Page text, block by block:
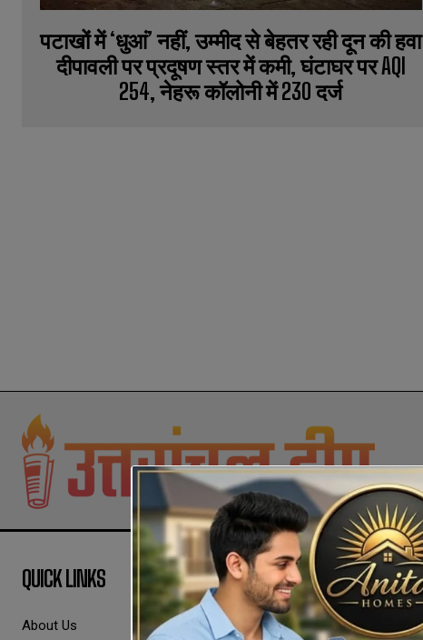
पटाखों में ‘धुआं’ नहीं, उम्मीद से बेहतर रही दून की हवा
दीपावली पर प्रदूषण स्तर में कमी, घंटाघर पर AQI
254, नेहरू कॉलोनी में 230 दर्ज
QUICK LINKS
About Us